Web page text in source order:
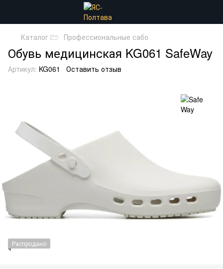
Каталог 🗁 Профессиональные сабо
Обувь медицинская KG061 SafeWay
Артикул: KG061 Оставить отзыв
Распродано